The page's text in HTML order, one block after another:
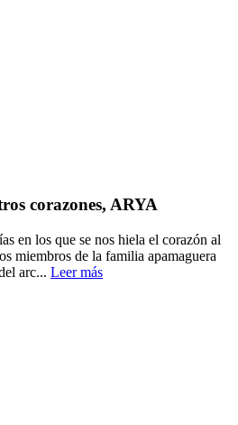
corazones, ARYA
en los que se nos hiela el corazón al
miembros de la familia apamaguera
arc... Leer más